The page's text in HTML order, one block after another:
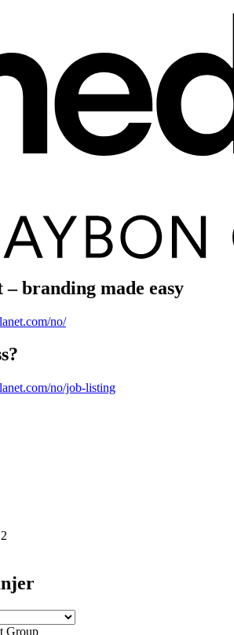
branding made easy
no/
no/job-listing
Group